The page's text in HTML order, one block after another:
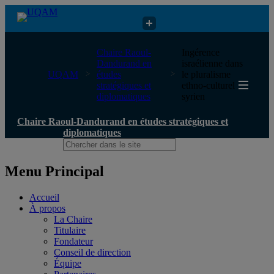
Chaire Raoul-Dandurand en études stratégiques et diplomatiques
UQAM
Chaire Raoul-
Dandurand en
études
stratégiques et
diplomatiques
Ingérence
israélienne dans
le pluralisme
ethno-culturel
syrien
Chaire Raoul-Dandurand en études stratégiques et
diplomatiques
Menu Principal
Accueil
À propos
La Chaire
Titulaire
Fondateur
Conseil de direction
Équipe